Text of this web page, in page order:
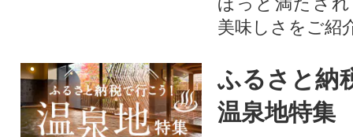
美味しさをご紹
ふるさと納
温泉地特集